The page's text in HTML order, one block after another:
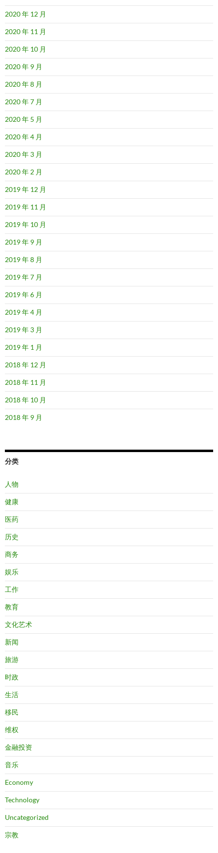
2020 年 12 月
2020 年 11 月
2020 年 10 月
2020 年 9 月
2020 年 8 月
2020 年 7 月
2020 年 5 月
2020 年 4 月
2020 年 3 月
2020 年 2 月
2019 年 12 月
2019 年 11 月
2019 年 10 月
2019 年 9 月
2019 年 8 月
2019 年 7 月
2019 年 6 月
2019 年 4 月
2019 年 3 月
2019 年 1 月
2018 年 12 月
2018 年 11 月
2018 年 10 月
2018 年 9 月
分类
人物
健康
医药
历史
商务
娱乐
工作
教育
文化艺术
新闻
旅游
时政
生活
移民
维权
金融投资
音乐
Economy
Technology
Uncategorized
宗教